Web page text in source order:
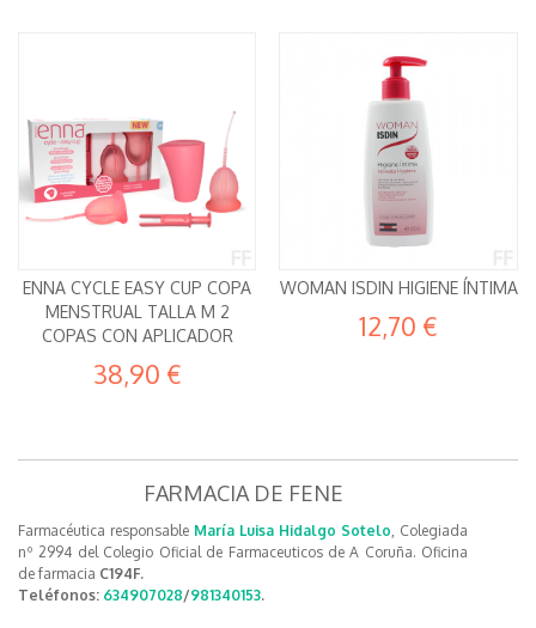
ENNA CYCLE EASY CUP COPA
MENSTRUAL TALLA M 2
COPAS CON APLICADOR
38,90 €
WOMAN ISDIN HIGIENE ÍNTIMA
12,70 €
FARMACIA DE FENE
Farmacéutica responsable María Luisa Hidalgo Sotelo, Colegiada
nº 2994 del Colegio Oficial de Farmaceuticos de A Coruña. Oficina
de farmacia C194F.
Teléfonos: 634907028/981340153.